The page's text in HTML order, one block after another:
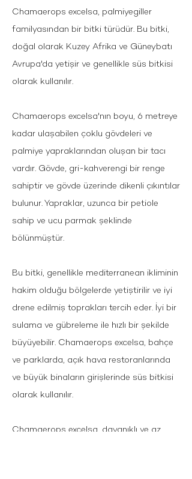
Chamaerops excelsa, palmiyegiller
familyasından bir bitki türüdür. Bu bitki,
doğal olarak Kuzey Afrika ve Güneybatı
Avrupa'da yetişir ve genellikle süs bitkisi
olarak kullanılır.
Chamaerops excelsa'nın boyu, 6 metreye
kadar ulaşabilen çoklu gövdeleri ve
palmiye yapraklarından oluşan bir tacı
vardır. Gövde, gri-kahverengi bir renge
sahiptir ve gövde üzerinde dikenli çıkıntılar
bulunur. Yapraklar, uzunca bir petiole
sahip ve ucu parmak şeklinde
bölünmüştür.
Bu bitki, genellikle mediterranean ikliminin
hakim olduğu bölgelerde yetiştirilir ve iyi
drene edilmiş toprakları tercih eder. İyi bir
sulama ve gübreleme ile hızlı bir şekilde
büyüyebilir. Chamaerops excelsa, bahçe
ve parklarda, açık hava restoranlarında
ve büyük binaların girişlerinde süs bitkisi
olarak kullanılır.
Chamaerops excelsa, dayanıklı ve az